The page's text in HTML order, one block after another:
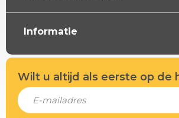
Informatie
Wilt u altijd als eerste op de